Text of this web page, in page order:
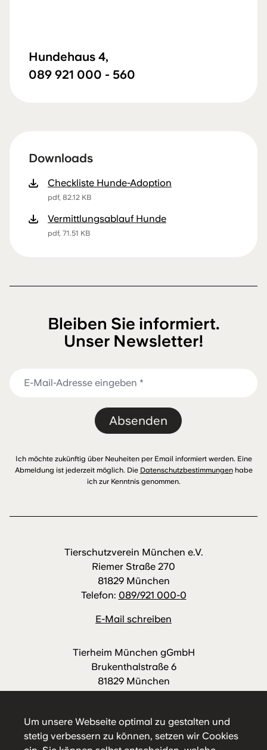
Um unsere Webseite optimal zu gestalten und
stetig verbessern zu können, setzen wir Cookies
Hundehaus 4,
089 921 000 - 560
Downloads
Checkliste Hunde-Adoption
pdf, 82.12 KB
Vermittlungsablauf Hunde
pdf, 71.51 KB
Tierschutzverein München e.V.
Riemer Straße 270
81829 München
Telefon: 089/921 000-0
E-Mail schreiben
Tierheim München gGmbH
Brukenthalstraße 6
81829 München
E-Mail schreiben
Bleiben Sie informiert.
Unser Newsletter!
Absenden
Ich möchte zukünftig über Neuheiten per Email informiert werden. Eine
Abmeldung ist jederzeit möglich. Die Datenschutzbestimmungenhabe
ich zur Kenntnis genommen.